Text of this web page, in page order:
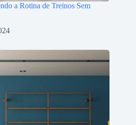
a Rotina de Treinos Sem